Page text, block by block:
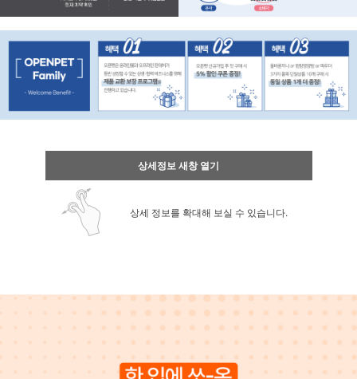
상세정보 새창 열기
상세 정보를 확대해 보실 수 있습니다.